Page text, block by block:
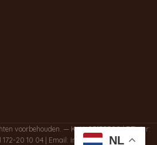
voorbehouden. — KvK: 93135300 | BTWnr:
172-20 10 04 | Email: info@engraveforfun.nl
NL